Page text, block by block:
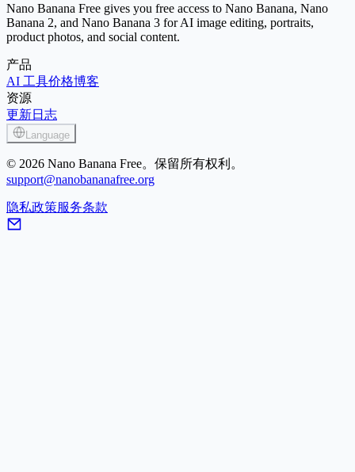
Nano Banana Free gives you free access to Nano Banana, Nano
Banana 2, and Nano Banana 3 for AI image editing, portraits,
product photos, and social content.
产品
AI 工具价格博客
资源
更新日志
Language
© 2026 Nano Banana Free。保留所有权利。
support@nanobananafree.org
隐私政策服务条款